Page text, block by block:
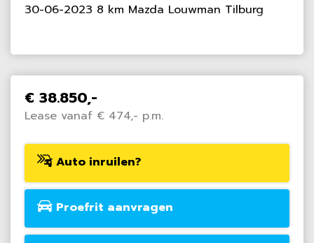
30-06-2023 8 km Mazda Louwman Tilburg
€ 38.850,-
Lease vanaf € 474,- p.m.
Auto inruilen?
Proefrit aanvragen